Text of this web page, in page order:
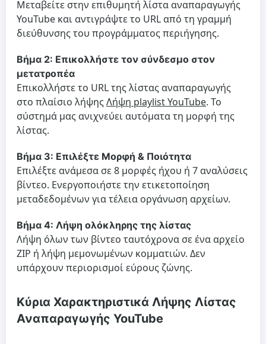
Μεταβείτε στην επιθυμητή λίστα αναπαραγωγής
YouTube και αντιγράψτε το URL από τη γραμμή
διεύθυνσης του προγράμματος περιήγησης.
Βήμα 2: Επικολλήστε τον σύνδεσμο στον
μετατροπέα
Επικολλήστε το URL της λίστας αναπαραγωγής
στο πλαίσιο λήψηςΛήψη playlist YouTube. Το
σύστημά μας ανιχνεύει αυτόματα τη μορφή της
λίστας.
Βήμα 3: Επιλέξτε Μορφή & Ποιότητα
Επιλέξτε ανάμεσα σε 8 μορφές ήχου ή 7 αναλύσεις
βίντεο. Ενεργοποιήστε την ετικετοποίηση
μεταδεδομένων για τέλεια οργάνωση αρχείων.
Βήμα 4: Λήψη ολόκληρης της λίστας
Λήψη όλων των βίντεο ταυτόχρονα σε ένα αρχείο
ZIP ή λήψη μεμονωμένων κομματιών. Δεν
υπάρχουν περιορισμοί εύρους ζώνης.
Κύρια Χαρακτηριστικά Λήψης Λίστας
Αναπαραγωγής YouTube